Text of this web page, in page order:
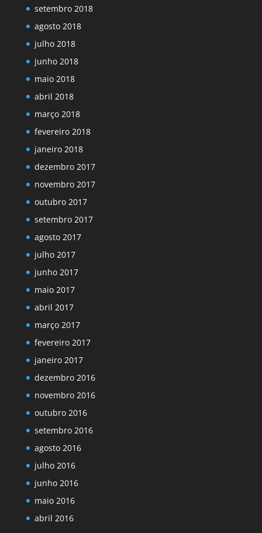
setembro 2018
agosto 2018
julho 2018
junho 2018
maio 2018
abril 2018
março 2018
fevereiro 2018
janeiro 2018
dezembro 2017
novembro 2017
outubro 2017
setembro 2017
agosto 2017
julho 2017
junho 2017
maio 2017
abril 2017
março 2017
fevereiro 2017
janeiro 2017
dezembro 2016
novembro 2016
outubro 2016
setembro 2016
agosto 2016
julho 2016
junho 2016
maio 2016
abril 2016